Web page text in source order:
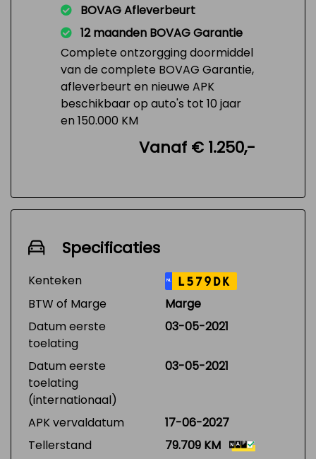
BOVAG Afleverbeurt
12 maanden BOVAG Garantie
Complete ontzorgging doormiddel
van de complete BOVAG Garantie,
afleverbeurt en nieuwe APK
beschikbaar op auto's tot 10 jaar
en 150.000 KM
Vanaf € 1.250,-
Specificaties
Kenteken NL L579DK
BTW of Marge
Marge
Datum eerste
toelating
03-05-2021
Datum eerste
toelating
(internationaal)
03-05-2021
APK vervaldatum
17-06-2027
Tellerstand
79.709 KM